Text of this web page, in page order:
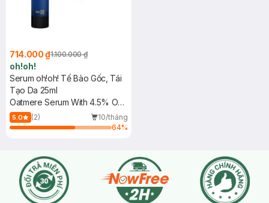
714.000 ₫1.100.000 ₫
oh!oh!
Serum oh!oh! Tế Bào Gốc, Tái
Tạo Da 25ml
Oatmere Serum With 4.5% Oat
Extract & 9,9ppm EGF
5.0 (2)
10/tháng
64%